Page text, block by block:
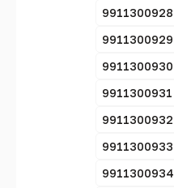
9911300928
9911300929
9911300930
9911300931
9911300932
9911300933
9911300934